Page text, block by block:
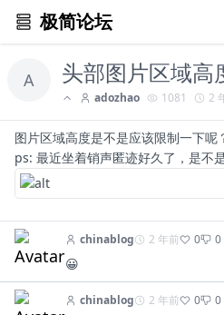
极简论坛
A 头部图片区域高
adozhao 1081 2
图片区域高度是不是应该限制一下呢
ps: 最近坐着销声匿迹好久了，是不
chinablog 2 年前 0 0
😀
chinablog 2 年前 0 0